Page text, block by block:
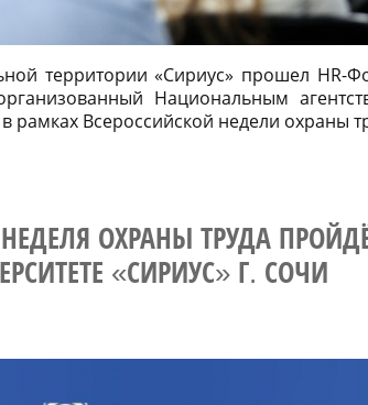
территории «Сириус» прошел HR-
Национальным
рамках Всероссийской недели охраны
ОХРАНЫ ТРУДА
«СИРИУС» Г. СОЧИ